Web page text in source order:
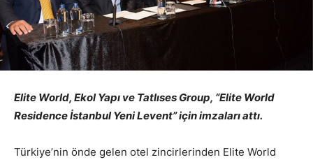
Elite World, Ekol Yapı ve Tatlıses Group, “Elite World
Residence İstanbul Yeni Levent” için imzaları attı.
Türkiye’nin önde gelen otel zincirlerinden Elite World